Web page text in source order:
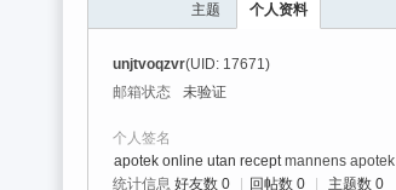
主题 个人资料
unjtvoqzvr(UID: 17671)
邮箱状态
未验证
个人签名
apotek online utan receptmannens apotek
统计信息 好友数 0 回帖数 0 主题数 0